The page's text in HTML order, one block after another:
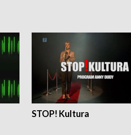
STOP! Kultura